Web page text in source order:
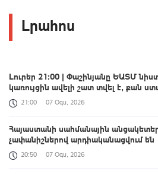
Լրահոս
Լուրեր 21:00 | Փաշինյանը ԵԱՏՄ
կառույցին ավելի շատ տվել է, քան
21:00 07 Օգս, 2026
Հայաստանի սահմանային
չափանիշներով արդիականացվում են
20:50 07 Օգս, 2026